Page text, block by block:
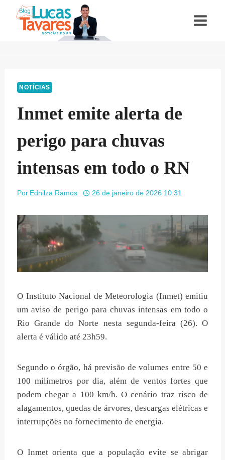
NOTÍCIAS
Inmet emite alerta de
perigo para chuvas
intensas em todo o RN
Por Ednilza Ramos 26 de janeiro de 2026 10:31
O Instituto Nacional de Meteorologia (Inmet) emitiu
um aviso de perigo para chuvas intensas em todo o
Rio Grande do Norte nesta segunda-feira (26). O
alerta é válido até 23h59.
Segundo o órgão, há previsão de volumes entre 50 e
100 milímetros por dia, além de ventos fortes que
podem chegar a 100 km/h. O cenário traz risco de
alagamentos, quedas de árvores, descargas elétricas e
interrupções no fornecimento de energia.
O Inmet orienta que a população evite se abrigar